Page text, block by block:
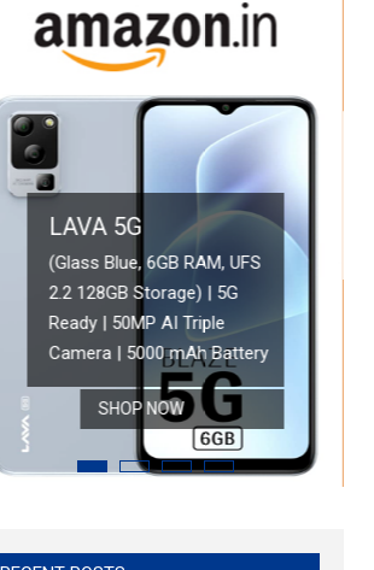
LAVA 5G
(Glass Blue, 6GB RAM, UFS
2.2 128GB Storage) | 5G
Ready | 50MP AI Triple
Camera | 5000 mAh Battery
SHOP NOW
5G (Blue Tide, 6GB RAM, 128GB Storage)
OPPO A78 5G
Oppo A78 5G
Battery with 33W
Refresh Rate | with